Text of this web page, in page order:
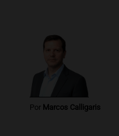
Por Marcos Calligaris